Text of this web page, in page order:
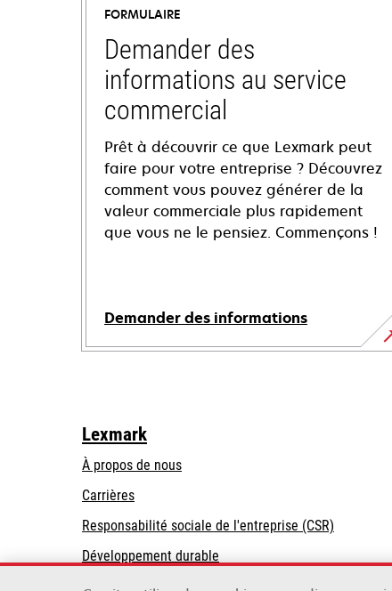
FORMULAIRE
Demander des
informations au service
commercial
Prêt à découvrir ce que Lexmark peut
faire pour votre entreprise ? Découvrez
comment vous pouvez générer de la
valeur commerciale plus rapidement
que vous ne le pensiez. Commençons !
Demander des informations
Lexmark
À propos de nous
Carrières
s’ouvre
dans
un
Responsabilité sociale de l'entreprise (CSR)
un
Développement durable
Partenaires Lexmark